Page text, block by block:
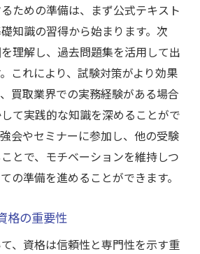
ジネスでの成長戦略
ての目標設定と達成方法
のキャリア展望と可能性
として成功するための心得
要件と成功戦略
ジネスの基本的な要件
業で成功するための戦略
市場分析と展望
ためのリスク管理とは
ジネスでの競争優位性を高める
ための準備は、まず公式テキスト
知識の習得から始まります。次
理解し、過去問題集を活用して出
これにより、試験対策がより効果
買取業界での実務経験がある場合
て実践的な知識を深めることがで
会やセミナーに参加し、他の受験
とで、モチベーションを維持しつ
の準備を進めることができます。
格の重要性
、資格は信頼性と専門性を示す重